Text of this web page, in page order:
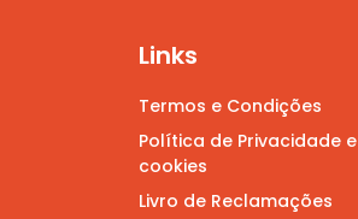
Links
Termos e Condições
Política de Privacidade e
cookies
Livro de Reclamações